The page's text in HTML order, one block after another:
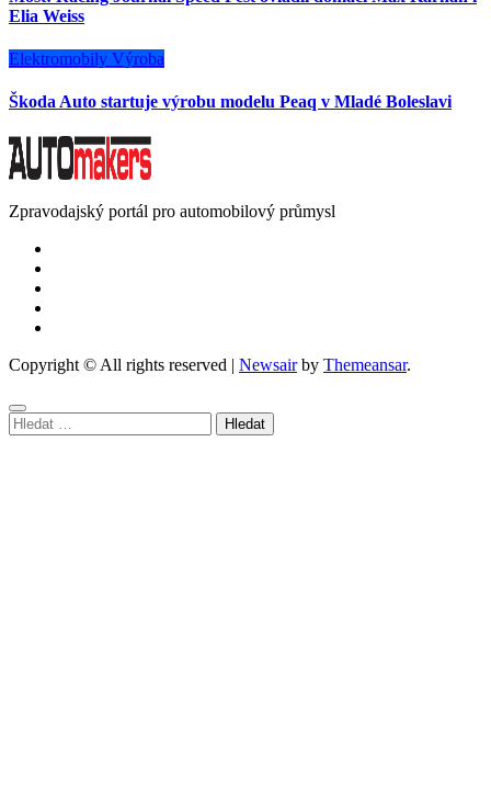
Elia Weiss
Elektromobily Výroba
Škoda Auto startuje výrobu modelu Peaq v Mladé Boleslavi
Zpravodajský portál pro automobilový průmysl
Copyright © All rights reserved | Newsairby Themeansar.
Vyhledávání